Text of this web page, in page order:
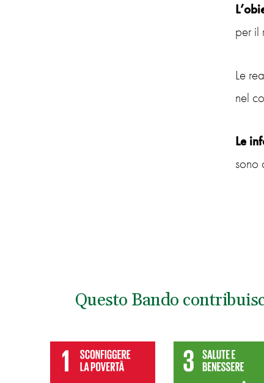
per il
Le
nel
Le
sono
Questo Bando